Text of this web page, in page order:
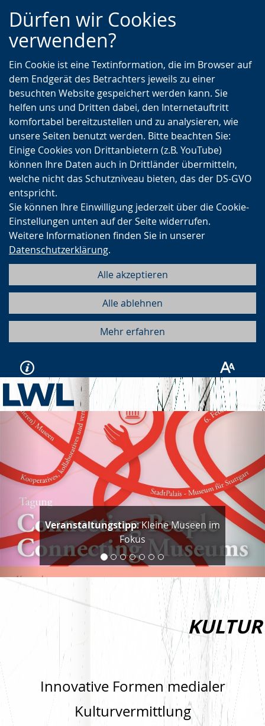
Zur
Hauptnavigation
Zur
Seitennavigation
Zum
Inhalt
Dürfen wir Cookies
verwenden?
Ein Cookie ist eine Textinformation, die im Browser auf
dem Endgerät des Betrachters jeweils zu einer
besuchten Website gespeichert werden kann. Sie
helfen uns und Dritten dabei, den Internetauftritt
komfortabel bereitzustellen und zu analysieren, wie
unsere Seiten benutzt werden. Bitte beachten Sie:
Einige Cookies von Drittanbietern (z.B. YouTube)
können Ihre Daten auch in Drittländer übermitteln,
welche nicht das Schutzniveau bieten, das der DS-GVO
entspricht.
Sie können Ihre Einwilligung jederzeit über die Cookie-
Einstellungen unten auf der Seite widerrufen.
Weitere Informationen finden Sie in unserer
Datenschutzerklärung.
Alle akzeptieren
Alle ablehnen
Mehr erfahren
Veranstaltungstipp: Kleine Museen im
Fokus
Vorherige
KULTUR
Innovative Formen medialer
Kulturvermittlung